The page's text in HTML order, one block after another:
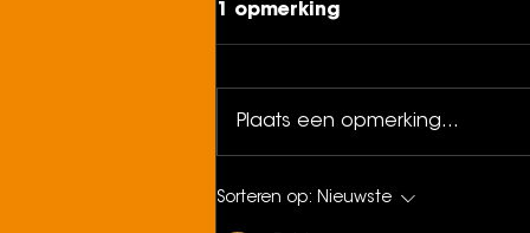
LL26 special op Studio
1 opmerking
Plaats een opmerking...
Sorteren op: Nieuwste